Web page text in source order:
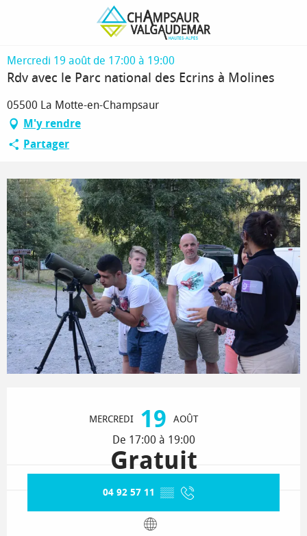
principal
Rdv avec le Parc national des Ecrins à Molines
Mercredi 19 août de 17:00 à 19:00
Rdv avec le Parc national des Ecrins à Molines
05500 La Motte-en-Champsaur
M'y rendre
Partager
MERCREDI 19 AOÛT
De 17:00 à 19:00
Gratuit
04 92 57 11 ▒▒